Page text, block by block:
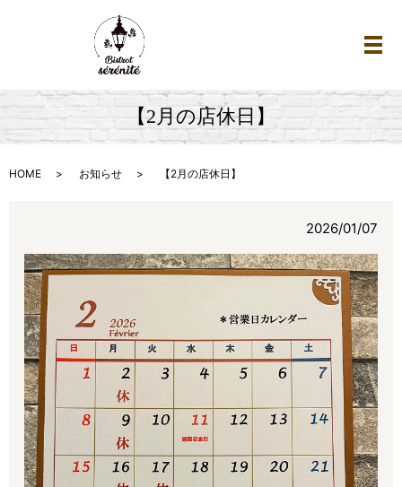
メ
【2月の店休日】
HOME お知らせ 【2月の店休日】
2026/01/07